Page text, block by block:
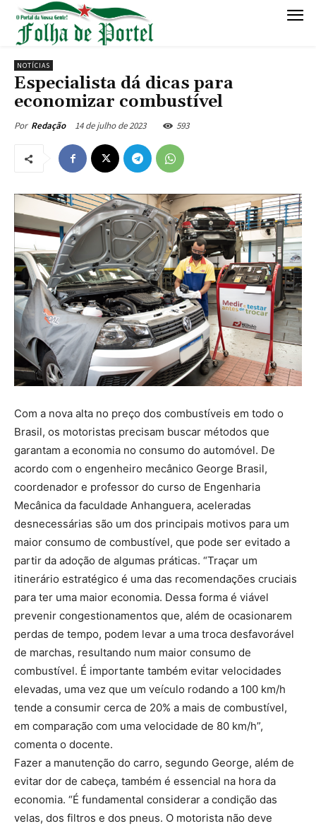
NOTÍCIAS
Especialista dá dicas para
economizar combustível
Por Redação 14 de julho de 2023 593
Com a nova alta no preço dos combustíveis em todo o
Brasil, os motoristas precisam buscar métodos que
garantam a economia no consumo do automóvel. De
acordo com o engenheiro mecânico George Brasil,
coordenador e professor do curso de Engenharia
Mecânica da faculdade Anhanguera, aceleradas
desnecessárias são um dos principais motivos para um
maior consumo de combustível, que pode ser evitado a
partir da adoção de algumas práticas. “Traçar um
itinerário estratégico é uma das recomendações cruciais
para ter uma maior economia. Dessa forma é viável
prevenir congestionamentos que, além de ocasionarem
perdas de tempo, podem levar a uma troca desfavorável
de marchas, resultando num maior consumo de
combustível. É importante também evitar velocidades
elevadas, uma vez que um veículo rodando a 100 km/h
tende a consumir cerca de 20% a mais de combustível,
em comparação com uma velocidade de 80 km/h”,
comenta o docente.
Fazer a manutenção do carro, segundo George, além de
evitar dor de cabeça, também é essencial na hora da
economia. “É fundamental considerar a condição das
velas, dos filtros e dos pneus. O motorista não deve